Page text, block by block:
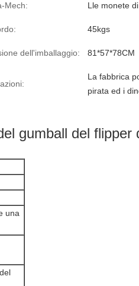
Mech: Lle monete
45kgs
dell'imballaggio: 81*57*78CM
La fabbrica
pirata ed i
gumball del flipper
una